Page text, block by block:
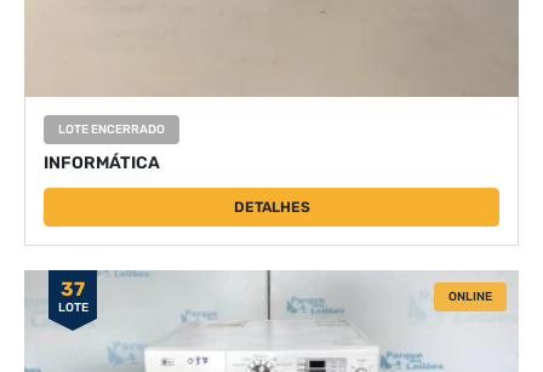
LOTE ENCERRADO
INFORMÁTICA
DETALHES
37
LOTE
ONLINE